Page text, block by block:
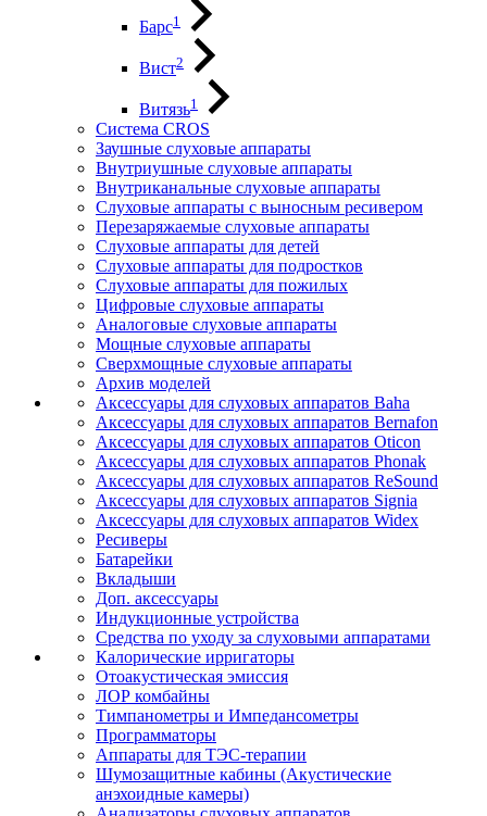
Барс1
Вист2
Витязь1
Система CROS
Заушные слуховые аппараты
Внутриушные слуховые аппараты
Внутриканальные слуховые аппараты
Слуховые аппараты с выносным ресивером
Перезаряжаемые слуховые аппараты
Слуховые аппараты для детей
Слуховые аппараты для подростков
Слуховые аппараты для пожилых
Цифровые слуховые аппараты
Аналоговые слуховые аппараты
Мощные слуховые аппараты
Сверхмощные слуховые аппараты
Архив моделей
Аксессуары для слуховых аппаратов Baha
Аксессуары для слуховых аппаратов Bernafon
Аксессуары для слуховых аппаратов Oticon
Аксессуары для слуховых аппаратов Phonak
Аксессуары для слуховых аппаратов ReSound
Аксессуары для слуховых аппаратов Signia
Аксессуары для слуховых аппаратов Widex
Ресиверы
Батарейки
Вкладыши
Доп. аксессуары
Индукционные устройства
Средства по уходу за слуховыми аппаратами
Калорические ирригаторы
Отоакустическая эмиссия
ЛОР комбайны
Тимпанометры и Импедансометры
Программаторы
Аппараты для ТЭС-терапии
Шумозащитные кабины (Акустические
анэхоидные камеры)